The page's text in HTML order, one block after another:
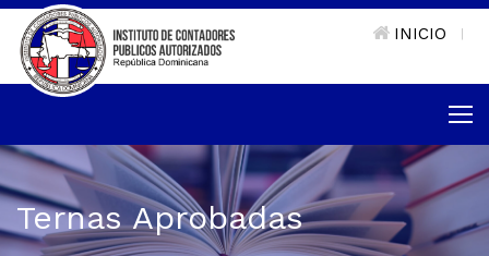
INICIO
Ternas Aprobadas